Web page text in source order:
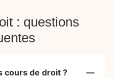
: questions
cours de droit ?